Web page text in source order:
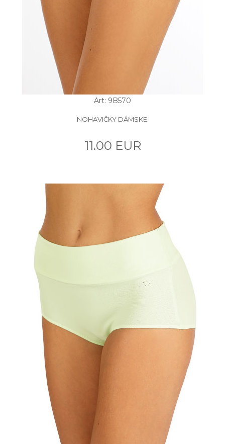
Art: 9B570
NOHAVIČKY DÁMSKE.
11.00 EUR